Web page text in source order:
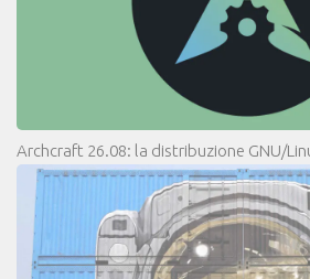
Archcraft 26.08: la distribuzione GNU/